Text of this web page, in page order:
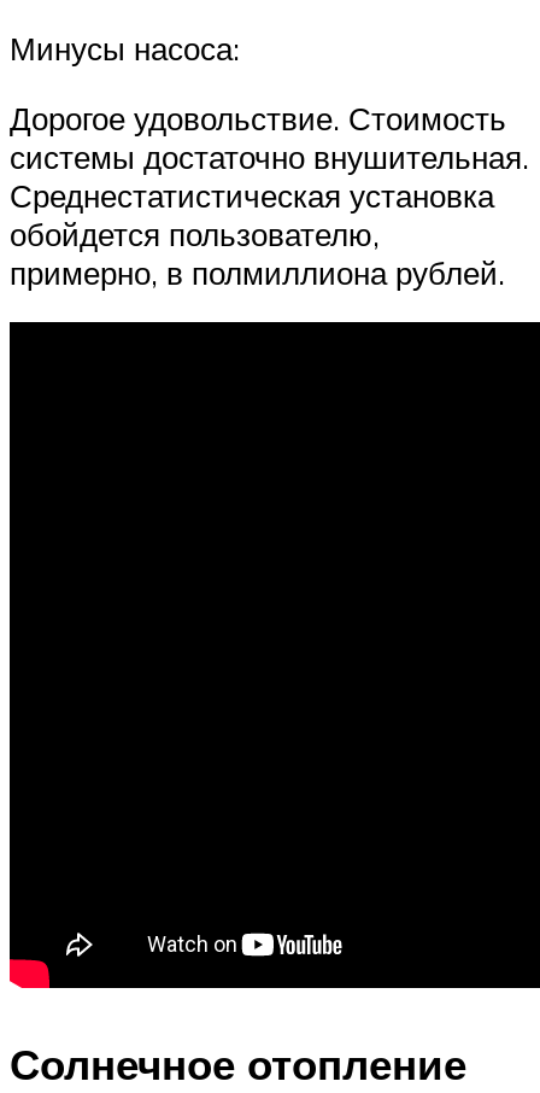
Минусы насоса:
Дорогое удовольствие. Стоимость
системы достаточно внушительная.
Среднестатистическая установка
обойдется пользователю,
примерно, в полмиллиона рублей.
Солнечное отопление